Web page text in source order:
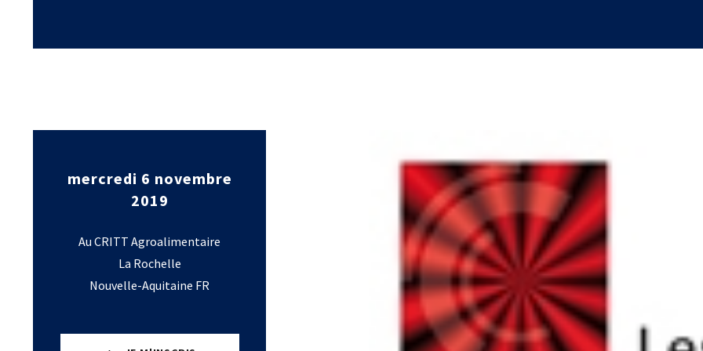
Briques technologiques
Publications scientifiques
mercredi 6 novembre
2019
Au CRITT Agroalimentaire
La Rochelle
Nouvelle-Aquitaine FR